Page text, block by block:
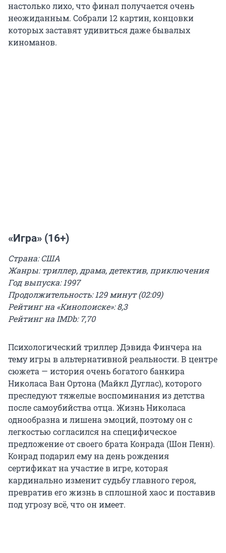
настолько лихо, что финал получается очень
неожиданным. Собрали 12 картин, концовки
которых заставят удивиться даже бывалых
киноманов.
«Игра» (16+)
Страна: США
Жанры: триллер, драма, детектив, приключения
Год выпуска: 1997
Продолжительность: 129 минут (02:09)
Рейтинг на «Кинопоиске»: 8,3
Рейтинг на IMDb: 7,70
Психологический триллер Дэвида Финчера на
тему игры в альтернативной реальности. В центре
сюжета — история очень богатого банкира
Николаса Ван Ортона (Майкл Дуглас), которого
преследуют тяжелые воспоминания из детства
после самоубийства отца. Жизнь Николаса
однообразна и лишена эмоций, поэтому он с
легкостью согласился на специфическое
предложение от своего брата Конрада (Шон Пенн).
Конрад подарил ему на день рождения
сертификат на участие в игре, которая
кардинально изменит судьбу главного героя,
превратив его жизнь в сплошной хаос и поставив
под угрозу всё, что он имеет.